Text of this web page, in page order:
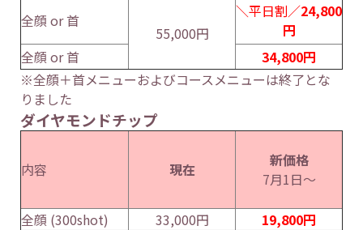
全顔 or 首
55,000円
＼平日割／24,800
円
全顔 or 首
34,800円
※全顔＋首メニューおよびコースメニューは終了とな
りました
ダイヤモンドチップ
内容 現在
新価格
7月1日～
全顔 (300shot) 33,000円 19,800円